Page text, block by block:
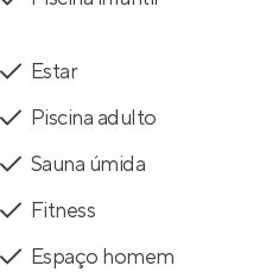
Estar
Piscina adulto
Sauna úmida
Fitness
Espaço homem